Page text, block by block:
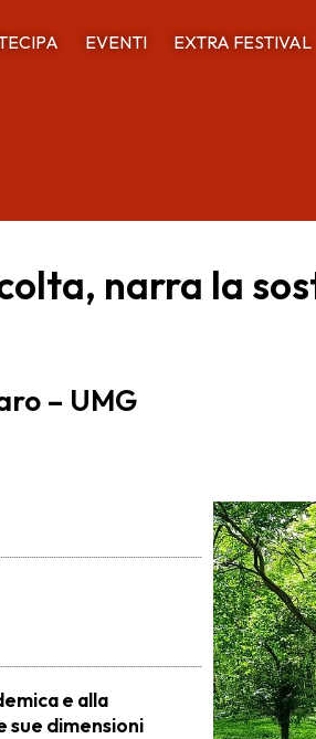
EVENTI EXTRA FESTIVAL
narra la
– UMG
e alla
sue dimensioni